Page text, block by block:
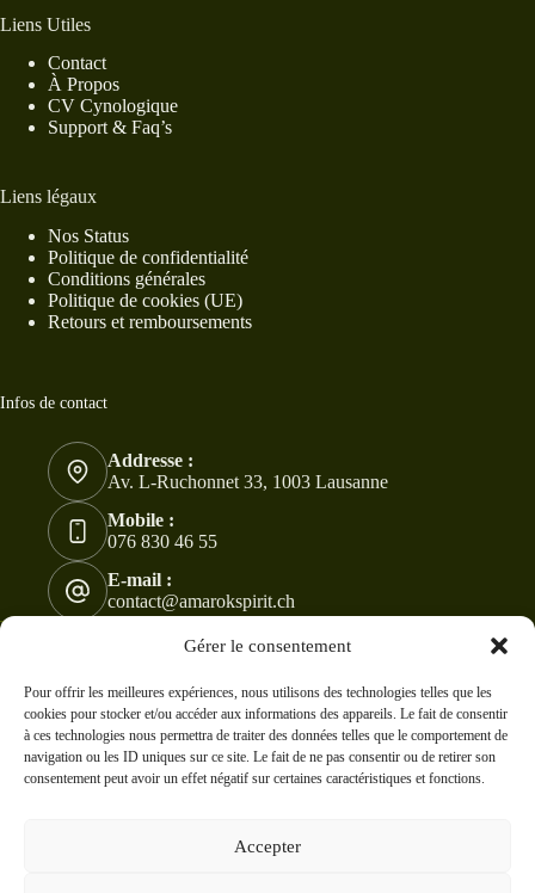
Gérer le consentement
Pour offrir les meilleures expériences, nous utilisons des technologies telles que les
cookies pour stocker et/ou accéder aux informations des appareils. Le fait de consentir
à ces technologies nous permettra de traiter des données telles que le comportement de
navigation ou les ID uniques sur ce site. Le fait de ne pas consentir ou de retirer son
consentement peut avoir un effet négatif sur certaines caractéristiques et fonctions.
Accepter
Liens Utiles
Contact
À Propos
CV Cynologique
Support & Faq’s
Liens légaux
Nos Status
Politique de confidentialité
Conditions générales
Politique de cookies (UE)
Retours et remboursements
Infos de contact
Addresse :
Av. L-Ruchonnet 33, 1003 Lausanne
Mobile :
076 830 46 55
E-mail :
contact@amarokspirit.ch
Copyright © 2024 -2026 - Tous droits réservés à
AmarokSpirit. Modifications et ventes sont interdites !